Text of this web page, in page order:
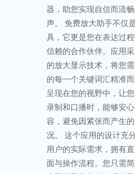
器，助您实现自信而流
声。 免费放大助手不仅
具，它更是您在表达过
信赖的合作伙伴。应用
的放大显示技术，将您
的每一个关键词汇精准
呈现在您的视野中，让
录制和口播时，能够安
容，避免因紧张而产生
况。 这个应用的设计充
用户的实际需求，拥有
面与操作流程。您只需